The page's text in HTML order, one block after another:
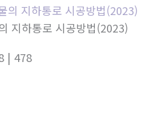
지하통로 시공방법(2023)
| 478